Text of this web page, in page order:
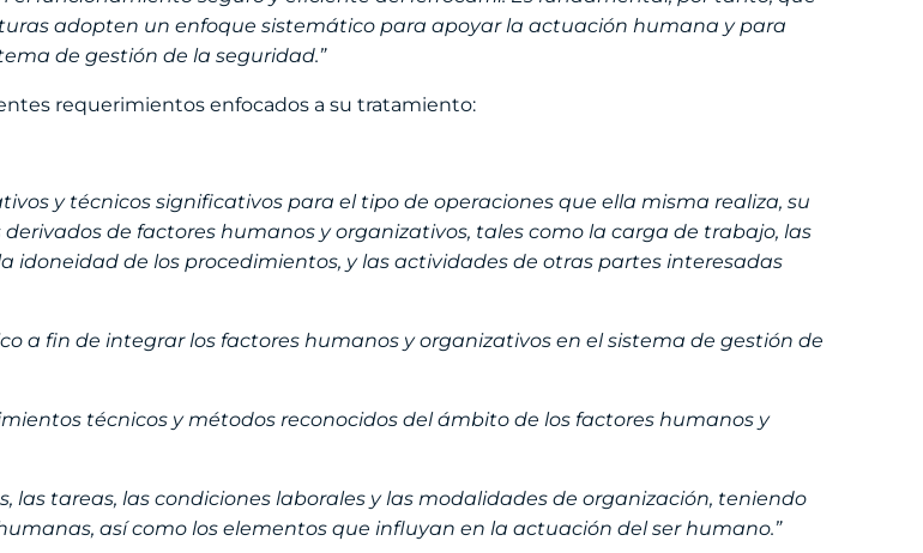
adopten un enfoque sistemático para apoyar la actuación humana y para
de gestión de la seguridad.”
requerimientos enfocados a su tratamiento:
y técnicos significativos para el tipo de operaciones que ella misma realiza, su
de factores humanos y organizativos, tales como la carga de trabajo, las
idoneidad de los procedimientos, y las actividades de otras partes interesadas
a fin de integrar los factores humanos y organizativos en el sistema de gestión de
técnicos y métodos reconocidos del ámbito de los factores humanos y
las tareas, las condiciones laborales y las modalidades de organización, teniendo
así como los elementos que influyan en la actuación del ser humano.”